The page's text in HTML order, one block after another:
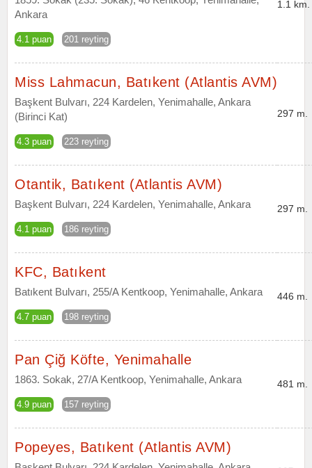
Ankara
4.1 puan 201 reyting
1.1 km.
Miss Lahmacun, Batıkent (Atlantis AVM)
Başkent Bulvarı, 224 Kardelen, Yenimahalle, Ankara
(Birinci Kat)
4.3 puan 223 reyting
297 m.
Otantik, Batıkent (Atlantis AVM)
Başkent Bulvarı, 224 Kardelen, Yenimahalle, Ankara
4.1 puan 186 reyting
297 m.
KFC, Batıkent
Batıkent Bulvarı, 255/A Kentkoop, Yenimahalle, Ankara
4.7 puan 198 reyting
446 m.
Pan Çiğ Köfte, Yenimahalle
1863. Sokak, 27/A Kentkoop, Yenimahalle, Ankara
4.9 puan 157 reyting
481 m.
Popeyes, Batıkent (Atlantis AVM)